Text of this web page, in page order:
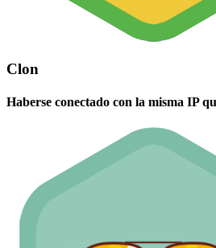
Clon
Haberse conectado con la misma IP